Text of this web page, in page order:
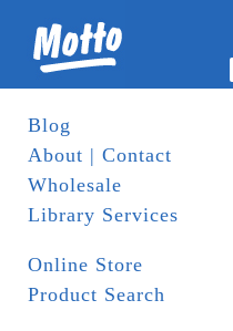
Blog
About | Contact
Wholesale
Library Services
Online Store
Product Search